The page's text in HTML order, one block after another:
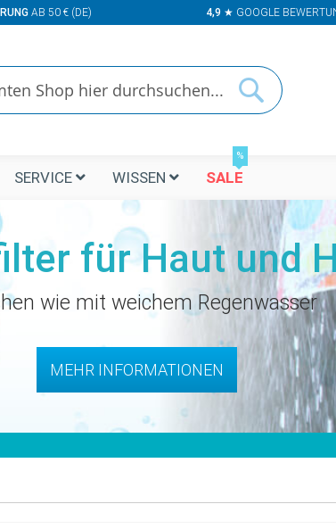
AB 50 € (DE) 4,9 ★ GOOGLE
SERVICE WISSEN SALE
%
für Haut und
wie mit weichem Regenwasser
MEHR INFORMATIONEN